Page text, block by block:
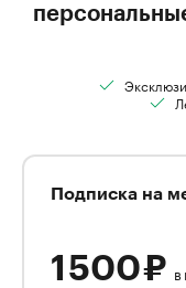
Подписка на
1 500 ₽ в